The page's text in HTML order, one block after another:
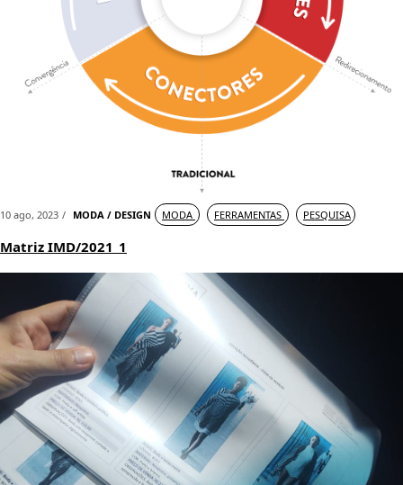
10 ago, 2023 MODA / DESIGN MODA FERRAMENTAS PESQUISA
Matriz IMD/2021_1